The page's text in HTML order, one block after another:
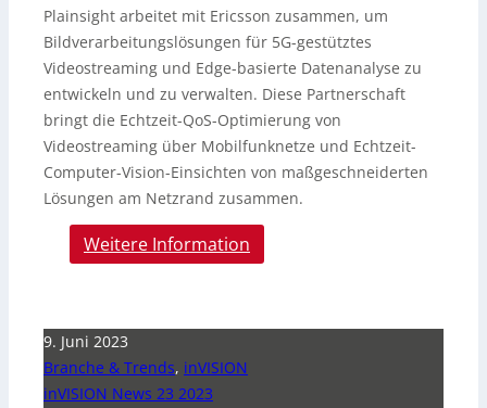
Plainsight arbeitet mit Ericsson zusammen, um
Bildverarbeitungslösungen für 5G-gestütztes
Videostreaming und Edge-basierte Datenanalyse zu
entwickeln und zu verwalten. Diese Partnerschaft
bringt die Echtzeit-QoS-Optimierung von
Videostreaming über Mobilfunknetze und Echtzeit-
Computer-Vision-Einsichten von maßgeschneiderten
Lösungen am Netzrand zusammen.
Weitere Information
9. Juni 2023
Branche & Trends, inVISION
inVISION News 23 2023